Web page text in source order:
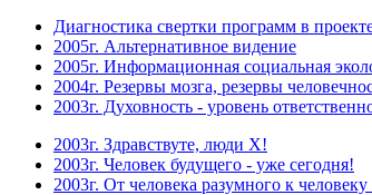
Диагностика свертки программ в
2005г. Альтернативное видение
2005г. Информационная социальная
2004г. Резервы мозга, резервы
2003г. Духовность - уровень
2003г. Здравствуте, люди Х!
2003г. Человек будущего - уже сегодня!
2003г. От человека разумного к